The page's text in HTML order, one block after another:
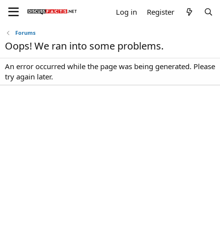
Log in Register
Forums
Oops! We ran into some problems.
An error occurred while the page was being generated. Please
try again later.